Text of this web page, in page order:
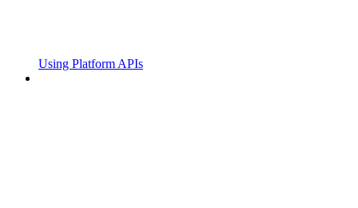
Using Platform APIs